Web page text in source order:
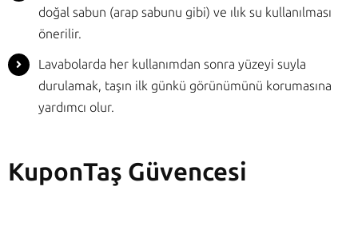
doğal sabun (arap sabunu gibi) ve ılık su kullanılması
önerilir.
Lavabolarda her kullanımdan sonra yüzeyi suyla
durulamak, taşın ilk günkü görünümünü korumasına
yardımcı olur.
KuponTaş Güvencesi